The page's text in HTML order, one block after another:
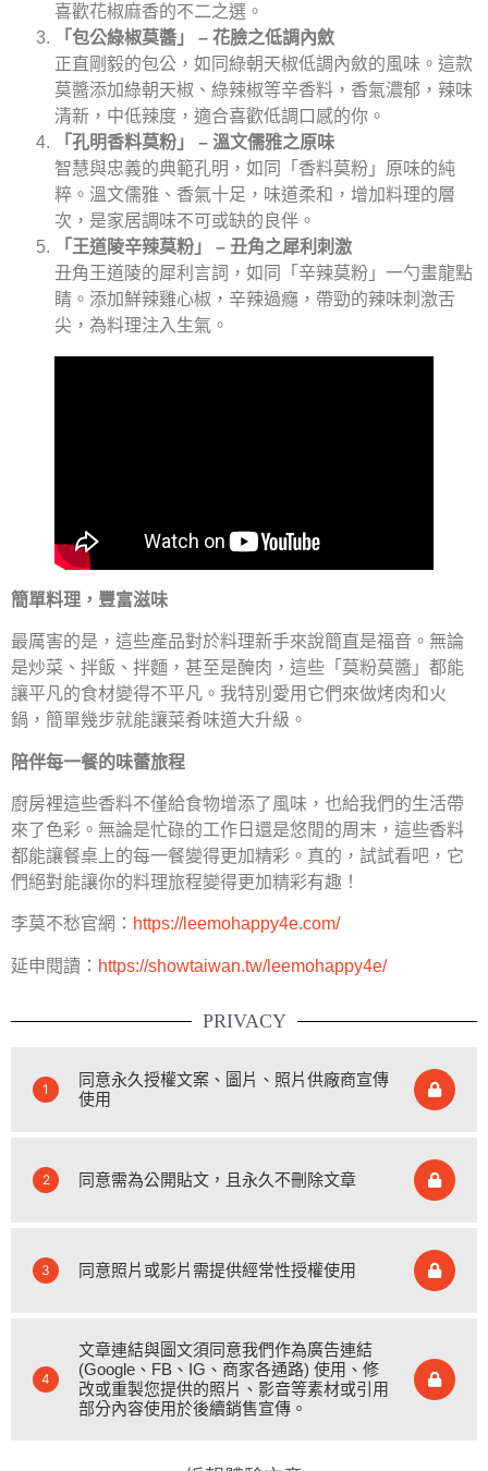
喜歡花椒麻香的不二之選。
「包公綠椒莫醬」 – 花臉之低調內斂
正直剛毅的包公，如同綠朝天椒低調內斂的風味。這款
莫醬添加綠朝天椒、綠辣椒等辛香料，香氣濃郁，辣味
清新，中低辣度，適合喜歡低調口感的你。
「孔明香料莫粉」 – 溫文儒雅之原味
智慧與忠義的典範孔明，如同「香料莫粉」原味的純
粹。溫文儒雅、香氣十足，味道柔和，增加料理的層
次，是家居調味不可或缺的良伴。
「王道陵辛辣莫粉」 – 丑角之犀利刺激
丑角王道陵的犀利言詞，如同「辛辣莫粉」一勺畫龍點
睛。添加鮮辣雞心椒，辛辣過癮，帶勁的辣味刺激舌
尖，為料理注入生氣。
簡單料理，豐富滋味
最厲害的是，這些產品對於料理新手來說簡直是福音。無論
是炒菜、拌飯、拌麵，甚至是醃肉，這些「莫粉莫醬」都能
讓平凡的食材變得不平凡。我特別愛用它們來做烤肉和火
鍋，簡單幾步就能讓菜肴味道大升級。
陪伴每一餐的味蕾旅程
廚房裡這些香料不僅給食物增添了風味，也給我們的生活帶
來了色彩。無論是忙碌的工作日還是悠閒的周末，這些香料
都能讓餐桌上的每一餐變得更加精彩。真的，試試看吧，它
們絕對能讓你的料理旅程變得更加精彩有趣！
李莫不愁官網： https://leemohappy4e.com/
延申閱讀： https://showtaiwan.tw/leemohappy4e/
PRIVACY
1
同意永久授權文案、圖片、照片供廠商宣傳
使用
2 同意需為公開貼文，且永久不刪除文章
3 同意照片或影片需提供經常性授權使用
4
文章連結與圖文須同意我們作為廣告連結
(Google、FB、IG、商家各通路) 使用、修
改或重製您提供的照片、影音等素材或引用
部分內容使用於後續銷售宣傳。